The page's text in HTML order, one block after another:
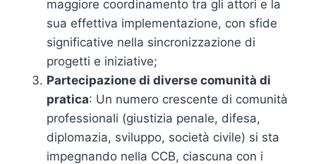
maggiore coordinamento tra gli attori e la
sua effettiva implementazione, con sfide
significative nella sincronizzazione di
progetti e iniziative;
Partecipazione di diverse comunità di
pratica: Un numero crescente di comunità
professionali (giustizia penale, difesa,
diplomazia, sviluppo, società civile) si sta
impegnando nella CCB, ciascuna con i